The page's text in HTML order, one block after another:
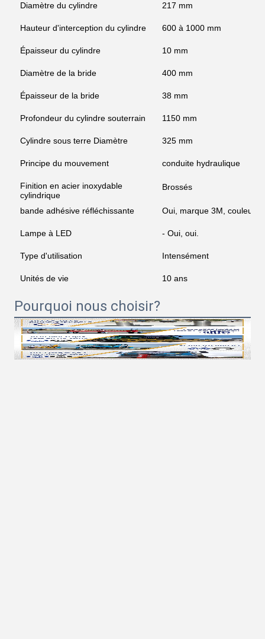
Diamètre du cylindre 217 mm
Hauteur d'interception du cylindre 600 à 1000 mm
Épaisseur du cylindre 10 mm
Diamètre de la bride 400 mm
Épaisseur de la bride 38 mm
Profondeur du cylindre souterrain 1150 mm
Cylindre sous terre Diamètre 325 mm
Principe du mouvement conduite hydraulique
Finition en acier inoxydable
cylindrique
Brossés
bande adhésive réfléchissante Oui, marque 3M, couleurs
Lampe à LED - Oui, oui.
Type d'utilisation Intensément
Unités de vie 10 ans
Pourquoi nous choisir?